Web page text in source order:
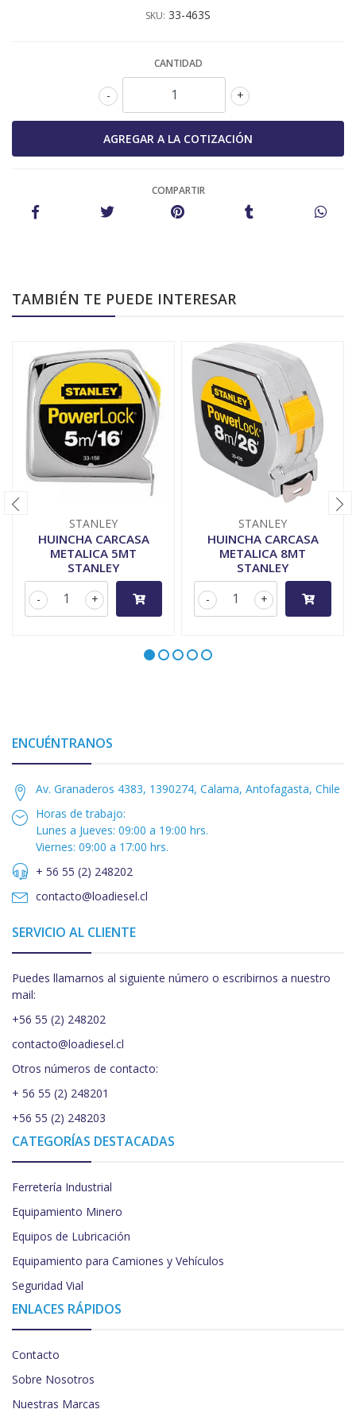
SKU: 33-463S
CANTIDAD
+
-
COMPARTIR
TAMBIÉN TE PUEDE INTERESAR
STANLEY
HUINCHA CARCASA
METALICA 5MT
STANLEY
+
-
STANLEY
HUINCHA CARCASA
METALICA 8MT
STANLEY
+
-
ENCUÉNTRANOS
Av. Granaderos 4383, 1390274, Calama, Antofagasta, Chile
Horas de trabajo:
Lunes a Jueves: 09:00 a 19:00 hrs.
Viernes: 09:00 a 17:00 hrs.
+ 56 55 (2) 248202
contacto@loadiesel.cl
SERVICIO AL CLIENTE
Puedes llamarnos al siguiente número o escribirnos a nuestro
mail:
+56 55 (2) 248202
contacto@loadiesel.cl
Otros números de contacto:
+ 56 55 (2) 248201
+56 55 (2) 248203
CATEGORÍAS DESTACADAS
Ferretería Industrial
Equipamiento Minero
Equipos de Lubricación
Equipamiento para Camiones y Vehículos
Seguridad Vial
ENLACES RÁPIDOS
Contacto
Sobre Nosotros
Nuestras Marcas